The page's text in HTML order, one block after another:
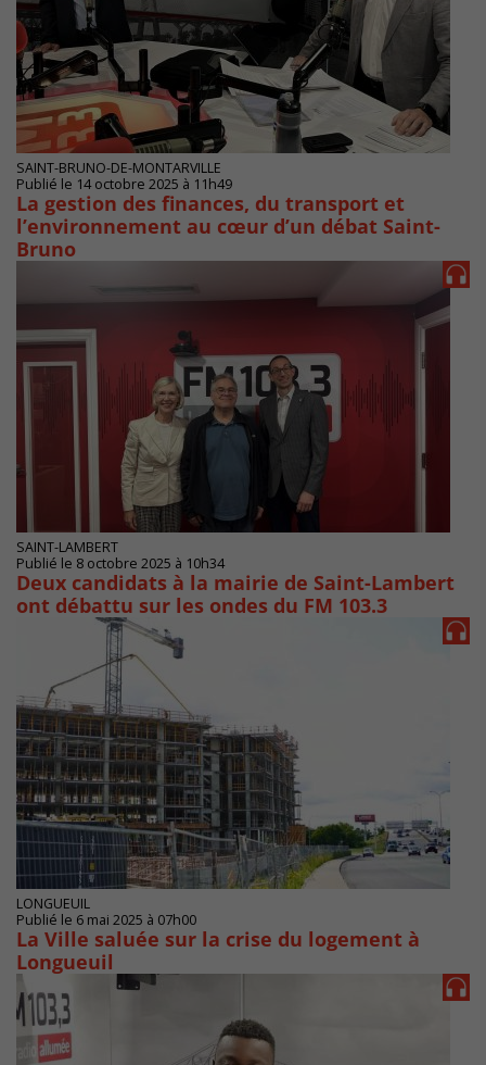
SAINT-BRUNO-DE-MONTARVILLE
Publié le 14 octobre 2025 à 11h49
La gestion des finances, du transport et
l’environnement au cœur d’un débat Saint-
Bruno
SAINT-LAMBERT
Publié le 8 octobre 2025 à 10h34
Deux candidats à la mairie de Saint-Lambert
ont débattu sur les ondes du FM 103.3
LONGUEUIL
Publié le 6 mai 2025 à 07h00
La Ville saluée sur la crise du logement à
Longueuil